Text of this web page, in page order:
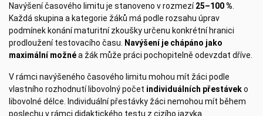
Navýšení časového limitu je stanoveno v rozmezí25–100 %
Každá skupina a kategorie žáků má podle rozsahu úprav
podmínek konání maturitní zkoušky určenu konkrétní hranici
prodloužení testovacího času.
Navýšení je chápáno jako
maximální možnéa žák může práci pochopitelně odevzdat dříve.
V rámci navýšeného časového limitu mohou mít žáci podle
vlastního rozhodnutí libovolný počet individuálních přestáveko
libovolné délce. Individuální přestávky žáci nemohou mít během
poslechu v rámci didaktického testu z cizího jazyka.